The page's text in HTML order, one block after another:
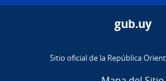
gub.uy
Sitio oficial de la República